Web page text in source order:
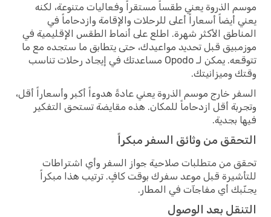
موسم الذروة يعني طقساً مستقراً وفعاليات متنوعة، لكنه
يعني أيضاً أسعاراً أعلى للرحلات والإقامة وازدحاماً في
المناطق الأكثر شهرة. اطلع على أنماط الطقس الإقليمية في
موزمبيق قبل تحديد مواعيدك، حتى يتطابق ما ستجده مع ما
تتوقعه. يمكن لـ Opodo مساعدتك في إيجاد رحلات تناسب
وقتك وميزانيتك.
السفر خارج موسم الذروة يعني عادةً هدوءاً أكبر وأسعاراً أقل،
وتجربة أقل ازدحاماً للمكان. هذه مقايضة تستحق التفكير
فيها بجدية.
التحقق من وثائق السفر مبكراً
تحقق من متطلبات صلاحية جواز السفر وأي اشتراطات
للتأشيرة قبل موعد سفرك بوقت كافٍ. ترتيب هذا مبكراً
يجنّبك أي مفاجآت في المطار.
التنقل بعد الوصول